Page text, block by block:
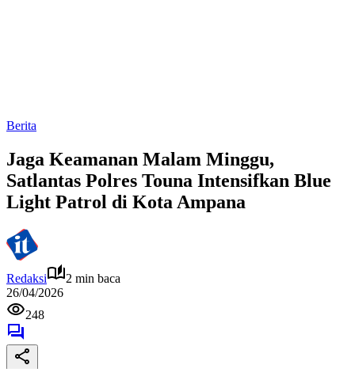
Berita
Jaga Keamanan Malam Minggu,
Satlantas Polres Touna Intensifkan Blue
Light Patrol di Kota Ampana
Redaksi
2 min baca
26/04/2026
248